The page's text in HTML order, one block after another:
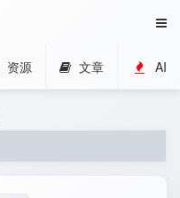
资源 文章 AI